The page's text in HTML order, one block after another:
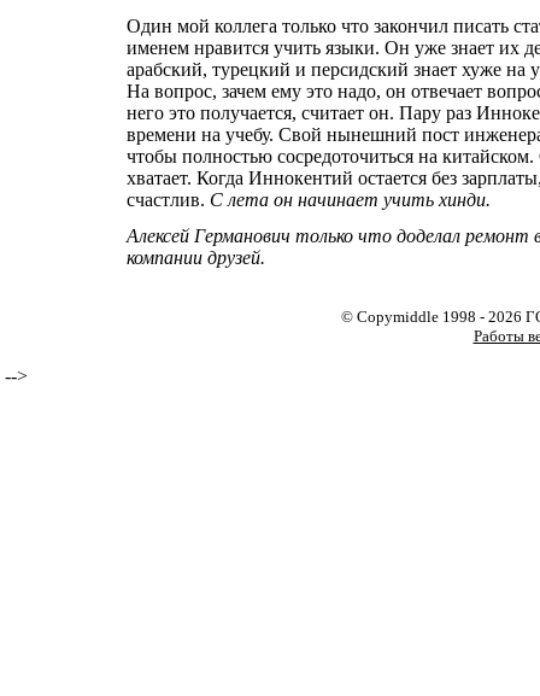
Один мой коллега только что закончил писать
именем нравится учить языки. Он уже знает их
арабский, турецкий и персидский знает хуже на
На вопрос, зачем ему это надо, он отвечает
него это получается, считает он. Пару раз
времени на учебу. Свой нынешний пост
чтобы полностью сосредоточиться на
хватает. Когда Иннокентий остается без
счастлив. С лета он начинает учить хинди.
Алексей Германович только что доделал
компании друзей.
© Copymiddle 1998 - 2026
Работы
-->